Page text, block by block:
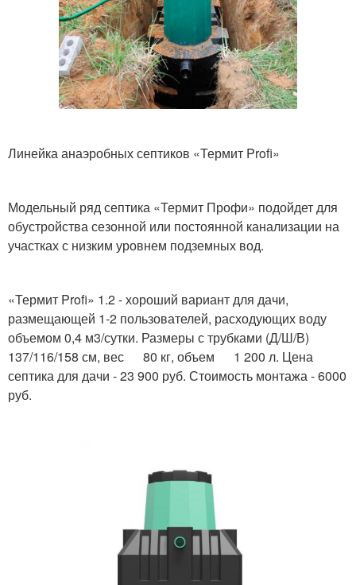
Линейка анаэробных септиков «Термит Profi»
Модельный ряд септика «Термит Профи» подойдет для
обустройства сезонной или постоянной канализации на
участках с низким уровнем подземных вод.
«Термит Profi» 1.2 - хороший вариант для дачи,
размещающей 1-2 пользователей, расходующих воду
объемом 0,4 м3/сутки. Размеры с трубками (Д/Ш/В)
137/116/158 см, вес 80 кг, объем 1 200 л. Цена
септика для дачи - 23 900 руб. Стоимость монтажа - 6000
руб.